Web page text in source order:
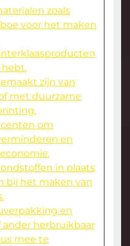
zoals
voor het maken
hebt.
zijn van
met duurzame
om
en
in plaats
bij het maken van
en
herbruikbaar
mee te